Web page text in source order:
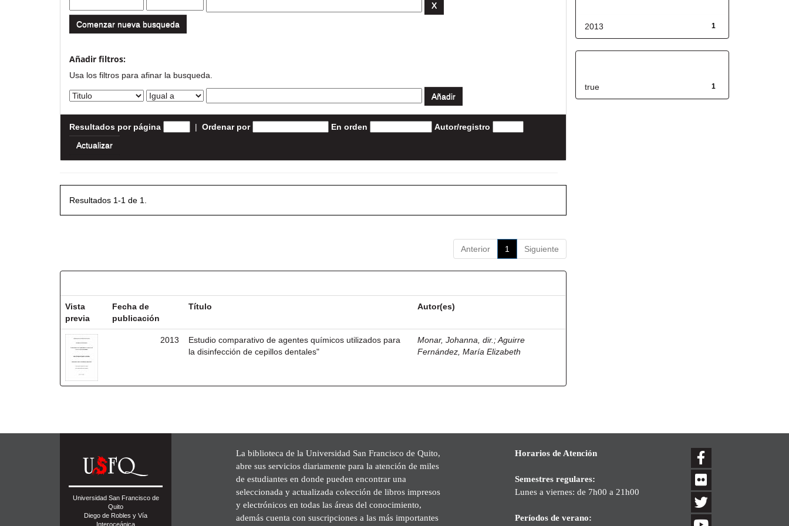
Comenzar nueva busqueda
Añadir filtros:
Usa los filtros para afinar la busqueda.
Resultados por página | Ordenar por En orden Autor/registro
Resultados 1-1 de 1.
Anterior 1 Siguiente
Vista
previa
Fecha de
publicación
Título Autor(es)
2013
Estudio comparativo de agentes químicos utilizados para
la disinfección de cepillos dentales"
Monar, Johanna, dir. ;Aguirre
Fernández, María Elizabeth
1
2013
1
true
Universidad San Francisco de
Quito
Diego de Robles y Vía
Interoceánica
La biblioteca de la Universidad San Francisco de Quito,
abre sus servicios diariamente para la atención de miles
de estudiantes en donde pueden encontrar una
seleccionada y actualizada colección de libros impresos
y electrónicos en todas las áreas del conocimiento,
además cuenta con suscripciones a las más importantes
Horarios de Atención
Semestres regulares:
Lunes a viernes: de 7h00 a 21h00
Períodos de verano: